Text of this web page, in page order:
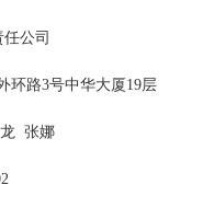
公司
环路3号中华大厦19层
张娜